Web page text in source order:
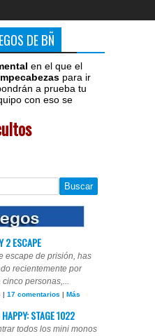
DE BÑ
en el que el
para ir
a prueba tu
con eso se
2 ESCAPE
escape de prisión, has
recientemente por
personas,...
| 17 comentarios | Más
STAGE 1022
todos los mini monos